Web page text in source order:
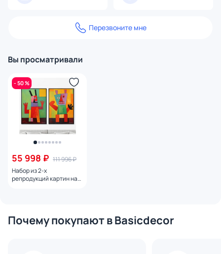
Перезвоните мне
Вы просматривали
- 50 %
55 998 ₽ 111 996 ₽
Набор из 2-х
репродукций картин на
Почему покупают в Basicdecor